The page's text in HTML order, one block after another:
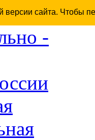
версии сайта. Чтобы
-